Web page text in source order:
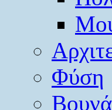
Φύση
Βουνά